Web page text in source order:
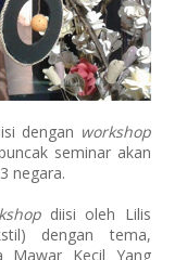
dengan workshop
seminar akan
negara.
diisi oleh Lilis
dengan tema,
Mawar Kecil Yang